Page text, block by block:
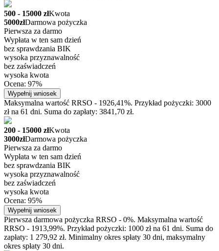
500 - 15000 złKwota
5000złDarmowa pożyczka
Pierwsza za darmo
Wypłata w ten sam dzień
bez sprawdzania BIK
wysoka przyznawalność
bez zaświadczeń
wysoka kwota
Ocena: 97%
Wypełnij wniosek
Maksymalna wartość RRSO - 1926,41%. Przykład pożyczki: 3000
zł na 61 dni. Suma do zapłaty: 3841,70 zł.
200 - 15000 złKwota
3000złDarmowa pożyczka
Pierwsza za darmo
Wypłata w ten sam dzień
bez sprawdzania BIK
wysoka przyznawalność
bez zaświadczeń
wysoka kwota
Ocena: 95%
Wypełnij wniosek
Pierwsza darmowa pożyczka RRSO - 0%. Maksymalna wartość
RRSO - 1913,99%. Przykład pożyczki: 1000 zł na 61 dni. Suma do
zapłaty: 1 279,92 zł. Minimalny okres spłaty 30 dni, maksymalny
okres spłaty 30 dni.